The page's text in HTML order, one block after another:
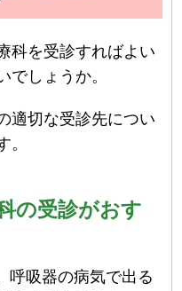
科を受診すればよい
でしょうか。
適切な受診先につい
。
の受診がおす
呼吸器の病気で出る